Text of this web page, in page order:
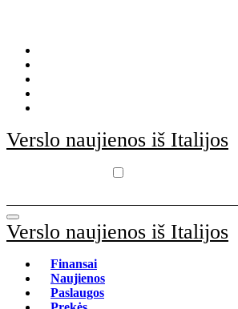
Verslo naujienos iš Italijos
Verslo naujienos iš Italijos
Finansai
Naujienos
Paslaugos